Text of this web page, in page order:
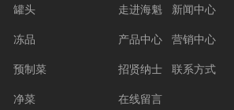
罐头
冻品
预制菜
净菜
走进海魁
新闻中心
产品中心
营销中心
招贤纳士
联系方式
在线留言